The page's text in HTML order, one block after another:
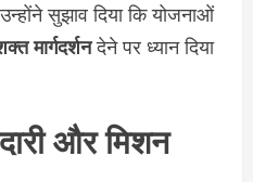
उन्होंने सुझाव दिया कि योजनाओं
मार्गदर्शनदेने पर ध्यान दिया
और मिशन